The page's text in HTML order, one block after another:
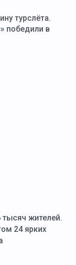
турслёта.
победили в
жителей.
24 ярких